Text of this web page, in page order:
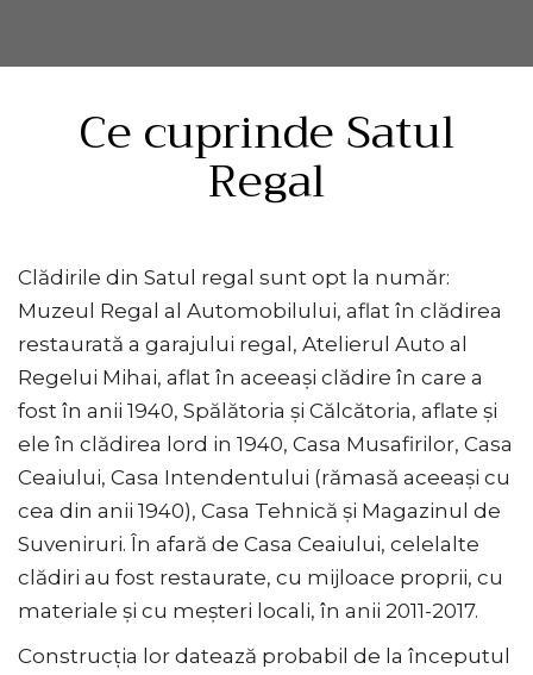
Ce cuprinde Satul
Regal
Clădirile din Satul regal sunt opt la număr:
Muzeul Regal al Automobilului, aflat în clădirea
restaurată a garajului regal, Atelierul Auto al
Regelui Mihai, aflat în aceeași clădire în care a
fost în anii 1940, Spălătoria și Călcătoria, aflate și
ele în clădirea lord in 1940, Casa Musafirilor, Casa
Ceaiului, Casa Intendentului (rămasă aceeași cu
cea din anii 1940), Casa Tehnică și Magazinul de
Suveniruri. În afară de Casa Ceaiului, celelalte
clădiri au fost restaurate, cu mijloace proprii, cu
materiale și cu meșteri locali, în anii 2011-2017.
Construcția lor datează probabil de la începutul